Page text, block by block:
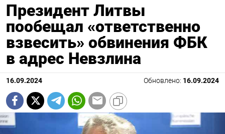
Президент Литвы
пообещал «ответственно
взвесить» обвинения ФБК
в адрес Невзлина
16.09.2024 Обновлено: 16.09.2024